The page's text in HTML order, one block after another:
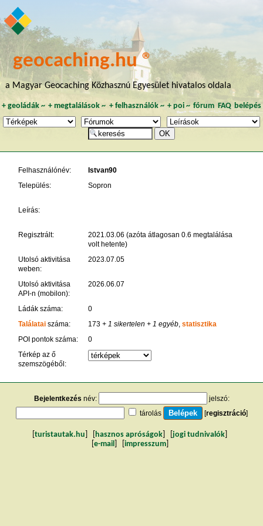
geocaching.hu ®
a Magyar Geocaching Közhasznú Egyesület hivatalos oldala
+ geoládák~ +megtalálások ~ + felhasználók~ + poi~ fórum FAQ belépés
Felhasználónév:
Istvan90
Település:
Sopron
Leírás:
Regisztrált:
2021.03.06 (azóta átlagosan 0.6 megtalálása
volt hetente)
Utolsó aktivitása
weben:
2023.07.05
Utolsó aktivitása
API-n (mobilon):
2026.06.07
Ládák száma:
0
Találataiszáma: 173+ 1 sikertelen + 1 egyéb, statisztika
POI pontok száma:
0
Térkép az ő
szemszögéből:
Bejelentkezés név:
jelszó:
tárolás
[regisztráció]
turistautak.hu hasznos apróságok jogi tudnivalók
e-mail impresszum]